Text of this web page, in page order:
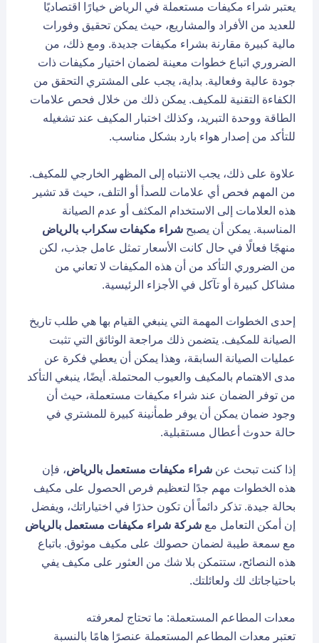
يعتبر شراء مكيفات مستعملة في الرياض خيارًا اقتصاديًا
للعديد من الأفراد والمشاريع، حيث يمكن تحقيق وفورات
مالية كبيرة مقارنة بشراء مكيفات جديدة. ومع ذلك، من
الضروري اتباع خطوات معينة لضمان اختيار مكيفات ذات
جودة عالية وفعالية. بداية، يجب على المشتري التحقق من
الكفاءة التقنية للمكيف. يمكن ذلك من خلال فحص علامات
الطاقة ووحدة التبريد، وكذلك اختبار المكيف عند تشغيله
للتأكد من إصدار هواء بارد بشكل مناسب.
علاوة على ذلك، يجب الانتباه إلى المظهر الخارجي للمكيف.
من المهم فحص أي علامات للصدأ أو التلف، حيث قد تشير
هذه العلامات إلى الاستخدام المكثف أو عدم الصيانة
المناسبة. يمكن أن يصبح شراء مكيفات سكراب بالرياض
منهجًا فعالًا في حال كانت الأسعار تمثل عامل جذب، لكن
من الضروري التأكد من أن هذه المكيفات لا تعاني من
مشاكل كبيرة أو تآكل في الأجزاء الرئيسية.
إحدى الخطوات المهمة التي ينبغي القيام بها هي طلب تاريخ
الصيانة للمكيف. يتضمن ذلك مراجعة الوثائق التي تثبت
عمليات الصيانة السابقة، وهذا يمكن أن يعطي فكرة عن
مدى الاهتمام بالمكيف والعيوب المحتملة. أيضًا، ينبغي التأكد
من توفر الضمان عند شراء مكيفات مستعملة، حيث أن
وجود ضمان يمكن أن يوفر طمأنينة كبيرة للمشتري في
حالة حدوث أعطال مستقبلية.
إذا كنت تبحث عن شراء مكيفات مستعمل بالرياض، فإن
هذه الخطوات مهم جدًا لتعظيم فرص الحصول على مكيف
بحالة جيدة. تذكر دائماً أن تكون حذرًا في اختياراتك، ويفضل
إن أمكن التعامل مع شركة شراء مكيفات مستعمل بالرياض
مع سمعة طيبة لضمان حصولك على مكيف موثوق. باتباع
هذه النصائح، ستتمكن بلا شك من العثور على مكيف يفي
باحتياجاتك لك ولعائلتك.
معدات المطاعم المستعملة: ما تحتاج لمعرفته
تعتبر معدات المطاعم المستعملة عنصرًا هامًا بالنسبة